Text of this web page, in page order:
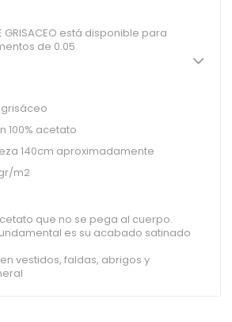
GRISACEO está disponible para
de 0.05
100% acetato
140cm aproximadamente
m2
que no se pega al cuerpo.
es su acabado satinado
vestidos, faldas, abrigos y